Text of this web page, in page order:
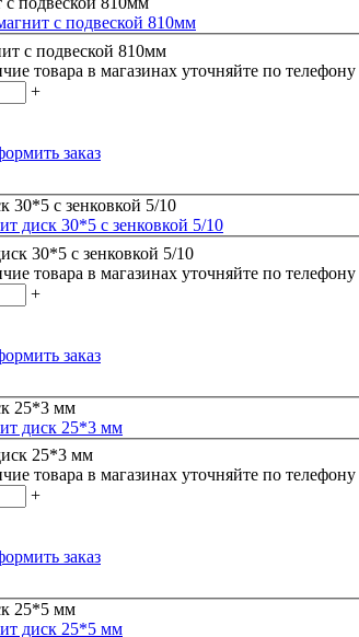
с подвеской 810мм
товара в магазинах уточняйте по телефону
+
заказ
диск 30*5 с зенковкой 5/10
товара в магазинах уточняйте по телефону
+
заказ
диск 25*3 мм
товара в магазинах уточняйте по телефону
+
заказ
диск 25*5 мм